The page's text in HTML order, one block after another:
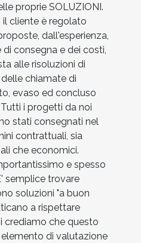
proprie SOLUZIONI.
cliente è regolato
dall'esperienza,
consegna e dei costi,
alle risoluzioni di
chiamate di
evaso ed concluso
i progetti da noi
stati consegnati nel
contrattuali, sia
che economici.
e spesso
semplice trovare
soluzioni "a buon
a rispettare
crediamo che questo
di valutazione